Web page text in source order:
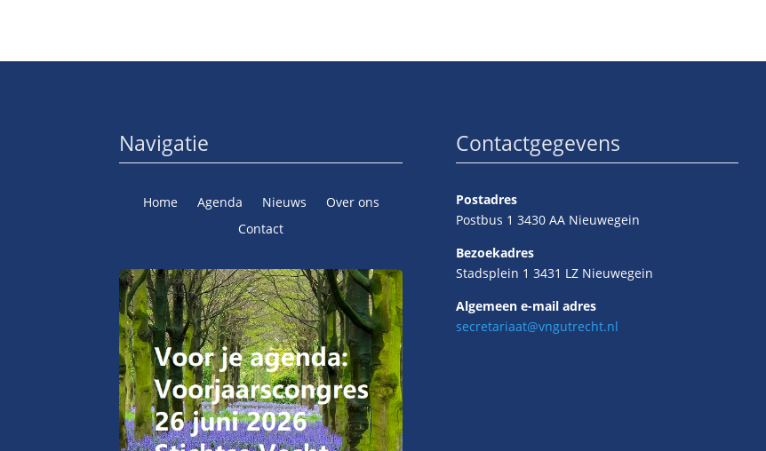
Navigatie
Home Agenda Nieuws
Over ons
Contact
Contactgegevens
Postadres
Postbus 1 3430 AA Nieuwegein
Bezoekadres
Stadsplein 1 3431 LZ Nieuwegein
Algemeen e-mail adres
secretariaat@vngutrecht.nl